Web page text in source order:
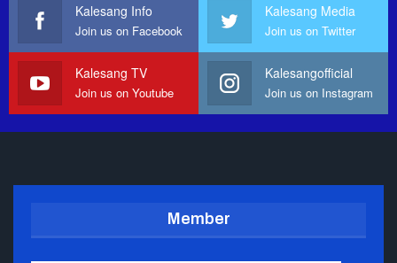
Kalesang Info
Join us on Facebook
Kalesang Media
Join us on Twitter
Kalesang TV
Join us on Youtube
Kalesangofficial
Join us on Instagram
Member